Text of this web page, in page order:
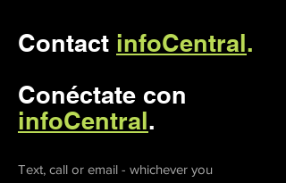
Contact infoCentral.
Conéctate con
infoCentral.
Text, call or email - whichever you